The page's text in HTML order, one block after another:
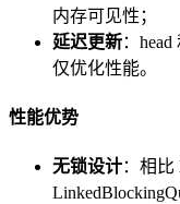
内存可见性；
延迟更新：
仅优化性能。
性能优势
无锁设计：相比